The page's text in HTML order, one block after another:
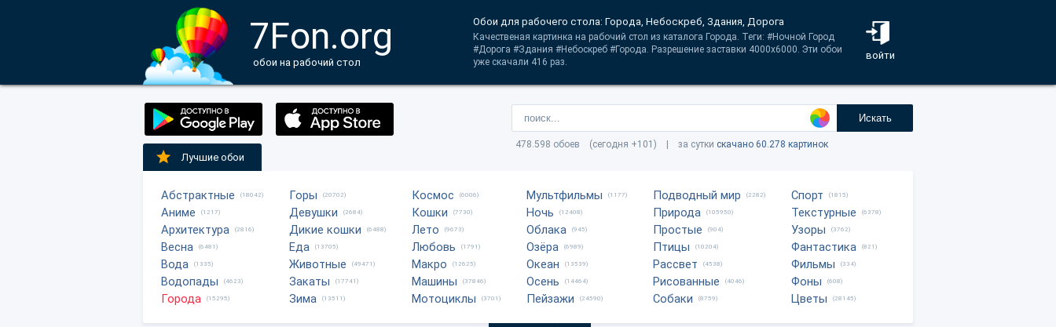
7Fon.org
обои на рабочий стол
войти
Обои для рабочего стола: Города, Небоскреб, Здания, Дорога
Качественая картинка на рабочий стол из каталога Города. Теги: #Ночной Город
#Дорога #Здания #Небоскреб #Города. Разрешение заставки 4000x6000. Эти обои
уже скачали 416 раз.
Искать
478.598 обоев (сегодня +101) | за сутки скачано 60.278 картинок
Лучшие обои
Абстрактные (18042)
Аниме (1217)
Архитектура (2816)
Весна (6481)
Вода (1335)
Водопады (4623)
Города (15295)
Горы (20702)
Девушки (2684)
Дикие кошки (6488)
Еда (13705)
Животные (49471)
Закаты (17741)
Зима (13511)
Космос (6006)
Кошки (7730)
Лето (9673)
Любовь (1791)
Макро (12625)
Машины (37846)
Мотоциклы (3701)
Мультфильмы (1177)
Ночь (12408)
Облака (945)
Озёра (6989)
Океан (13539)
Осень (14464)
Пейзажи (24590)
Подводный мир (2282)
Природа (105950)
Простые (904)
Птицы (10204)
Рассвет (4538)
Рисованные (4046)
Собаки (8759)
Спорт (1815)
Текстурные (6378)
Узоры (3762)
Фантастика (821)
Фильмы (334)
Фоны (608)
Цветы (28145)